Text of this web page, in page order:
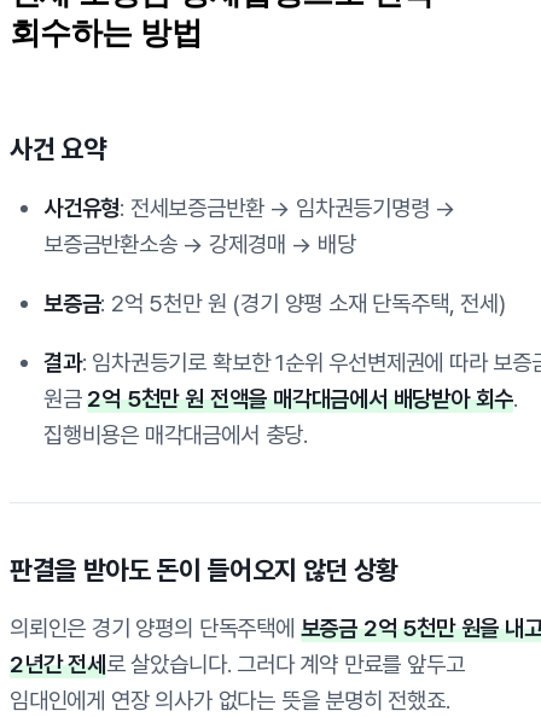
회수하는 방법
사건 요약
사건유형: 전세보증금반환 → 임차권등기명령 →
보증금반환소송 → 강제경매 → 배당
보증금: 2억 5천만 원 (경기 양평 소재 단독주택, 전세)
결과: 임차권등기로 확보한 1순위 우선변제권에 따라 보증
원금2억 5천만 원 전액을 매각대금에서 배당받아 회수.
집행비용은 매각대금에서 충당.
판결을 받아도 돈이 들어오지 않던 상황
의뢰인은 경기 양평의 단독주택에 보증금 2억 5천만 원을 내
2년간 전세로 살았습니다. 그러다 계약 만료를 앞두고
임대인에게 연장 의사가 없다는 뜻을 분명히 전했죠.